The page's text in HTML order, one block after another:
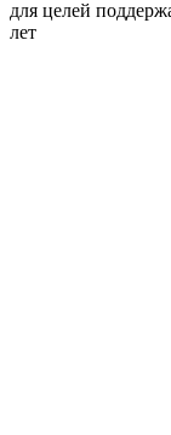
для целей
лет